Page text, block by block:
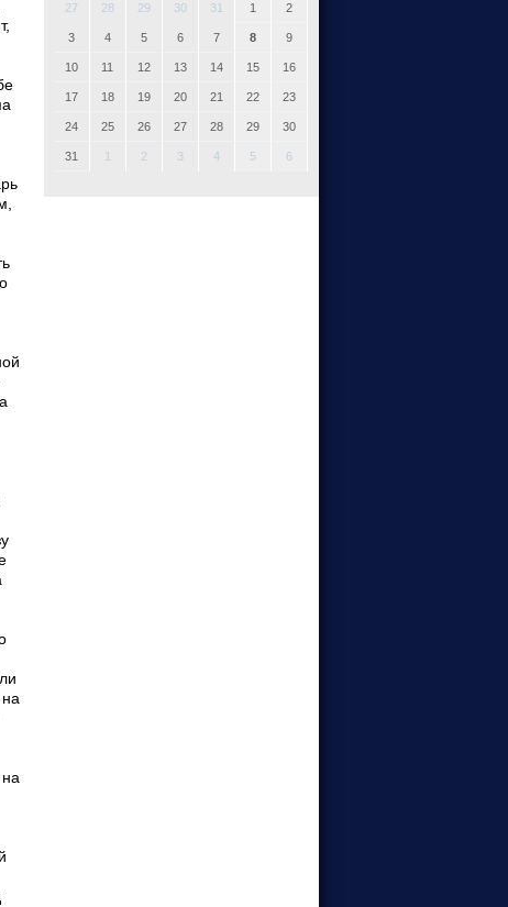
27 28 29 30 31 1 2
3 4 5 6 7 8 9
10 11 12 13 14 15 16
17 18 19 20 21 22 23
24 25 26 27 28 29 30
31 1 2 3 4 5 6